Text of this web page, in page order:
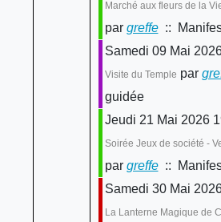
Marché aux fleurs de la
par greffe::
Samedi 09 Mai
Visite du Temple par
guidée
Jeudi 21 Mai 2026
Soirée Jeux de société -
par greffe::
Samedi 30 Mai
La Lanterne Magique de